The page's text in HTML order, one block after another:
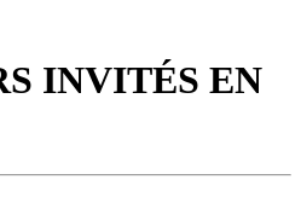
INVITÉS EN